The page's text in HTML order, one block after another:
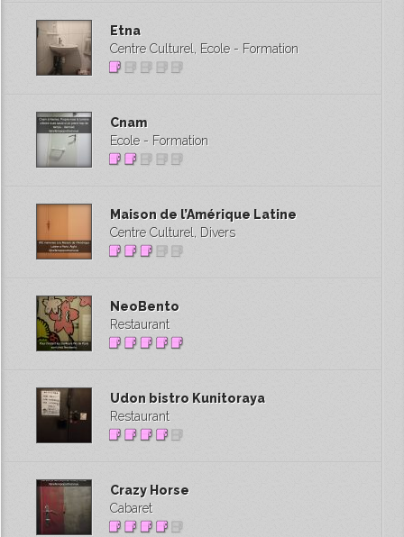
Etna
Centre Culturel, Ecole - Formation
Cnam
Ecole - Formation
Maison de l’Amérique Latine
Centre Culturel, Divers
NeoBento
Restaurant
Udon bistro Kunitoraya
Restaurant
Crazy Horse
Cabaret